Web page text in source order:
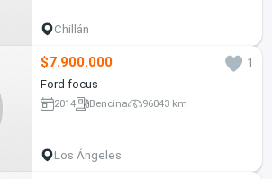
Chillán
$7.900.000
1
Ford focus
2014 Bencina 96043 km
Los Ángeles